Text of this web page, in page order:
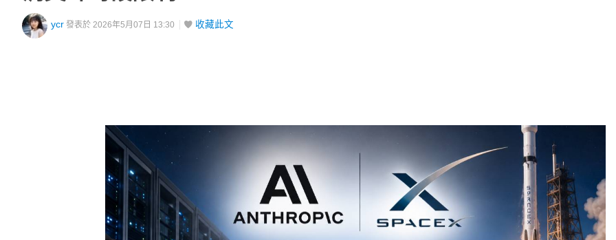
ycr 發表於 2026年5月07日 13:30 收藏此文